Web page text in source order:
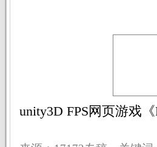
unity3D FPS网页游戏